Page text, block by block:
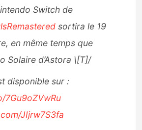
Switch de
sortira le 19
en même temps que
Solaire d’Astora \[T]/
disponible sur :
7Gu9oZVwRu
JIjrw7S3fa